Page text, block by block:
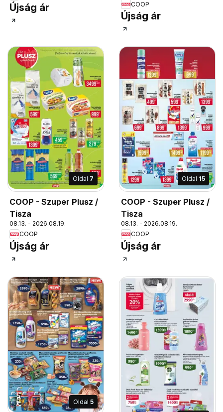
Újság ár
COOP
Újság ár
Oldal 7
COOP - Szuper Plusz /
Tisza
08.13. - 2026.08.19.
COOP
Újság ár
Oldal 15
COOP - Szuper Plusz /
Tisza
08.13. - 2026.08.19.
COOP
Újság ár
Oldal 5